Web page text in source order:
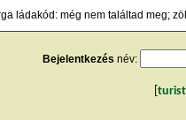
ládakód: még nem találtad meg;
Bejelentkezés név: